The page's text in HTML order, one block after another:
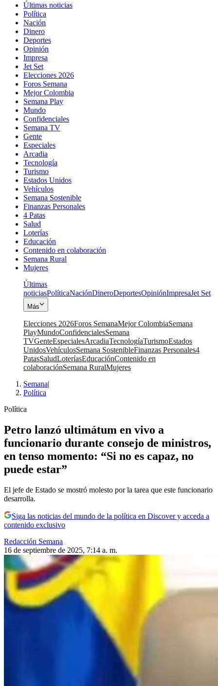
Últimas noticias
Política
Nación
Dinero
Deportes
Opinión
Impresa
Jet Set
Elecciones 2026
Foros Semana
Mejor Colombia
Semana Play
Mundo
Confidenciales
Semana TV
Gente
Especiales
Arcadia
Tecnología
Turismo
Estados Unidos
Vehículos
Semana Sostenible
Finanzas Personales
4 Patas
Salud
Loterías
Educación
Contenido en colaboración
Semana Rural
Mujeres
Últimas
noticiasPolíticaNaciónDineroDeportesOpiniónImpresaJet Set
Más
Elecciones 2026Foros SemanaMejor ColombiaSemana
PlayMundoConfidencialesSemana
TVGenteEspecialesArcadiaTecnologíaTurismoEstados
UnidosVehículosSemana SostenibleFinanzas Personales4
PatasSaludLoteríasEducaciónContenido en
colaboraciónSemana RuralMujeres
Semana|
Política
Política
Petro lanzó ultimátum en vivo a
funcionario durante consejo de ministros,
en tenso momento: “Si no es capaz, no
puede estar”
El jefe de Estado se mostró molesto por la tarea que este funcionario
desarrolla.
Siga las noticias del mundo de la política en Discover y acceda a
contenido exclusivo
Redacción Semana
16 de septiembre de 2025, 7:14 a. m.